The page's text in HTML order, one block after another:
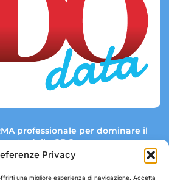
Privacy
una migliore esperienza di navigazione. Accetta
professionale per dominare il
della GDO.